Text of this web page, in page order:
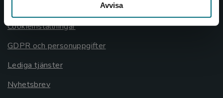
Avvisa
Cookieinställningar
GDPR och personuppgifter
Lediga tjänster
Nyhetsbrev